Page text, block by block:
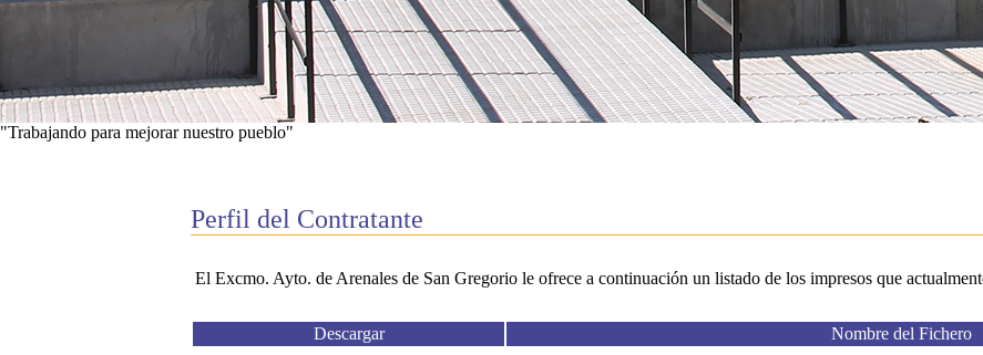
"Trabajando para mejorar nuestro pueblo"
Perfil del Contratante
El Excmo. Ayto. de Arenales de San Gregorio le ofrece a continuación un listado de los impresos que
Descargar Nombre del Fichero